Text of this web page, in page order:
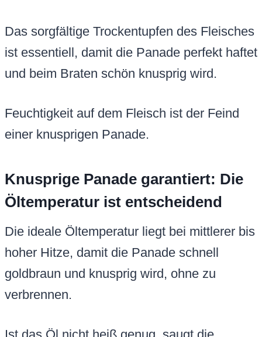
Das sorgfältige Trockentupfen des Fleisches
ist essentiell, damit die Panade perfekt haftet
und beim Braten schön knusprig wird.
Feuchtigkeit auf dem Fleisch ist der Feind
einer knusprigen Panade.
Knusprige Panade garantiert: Die
Öltemperatur ist entscheidend
Die ideale Öltemperatur liegt bei mittlerer bis
hoher Hitze, damit die Panade schnell
goldbraun und knusprig wird, ohne zu
verbrennen.